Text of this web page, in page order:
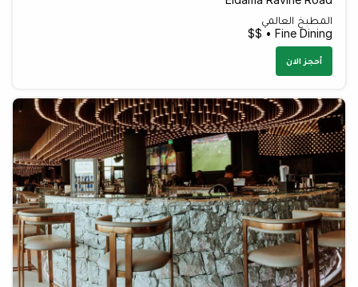
المطبخ العالمي
Fine Dining • $$
أحجز الان